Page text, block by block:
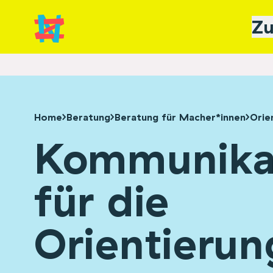
Home Beratung Beratung für Macher*innen
für die